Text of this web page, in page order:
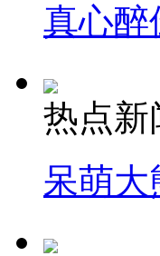
真心醉
热点新
呆萌大